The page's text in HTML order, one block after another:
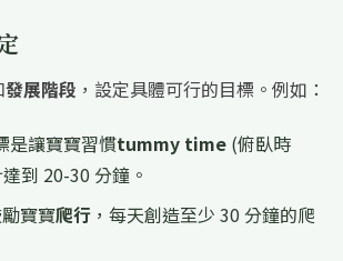
發展階段 ，設定具體可行的目標。例如：
是讓寶寶習慣tummy time (俯臥時
到 20-30 分鐘。
寶寶爬行 ，每天創造至少 30 分鐘的爬